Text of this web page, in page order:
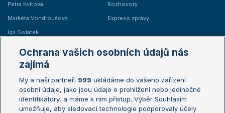
Petra Kvitová
Markéta Vondroušová
Iga Swiatek
Rozhovory
Express zprávy
Žebříčky
Žebříček ATP (muži)
Žebříček WTA (ženy)
Sázkařský žebříček
Australian Open
French Open
Wimbledon
Ochrana vašich osobních údajů nás
zajímá
My a naši partneři 999 ukládáme do vašeho zařízení
osobní údaje, jako jsou údaje o prohlížení nebo jedinečné
identifikátory, a máme k nim přístup. Výběr Souhlasím
umožňuje, aby sledovací technologie podporovaly účely